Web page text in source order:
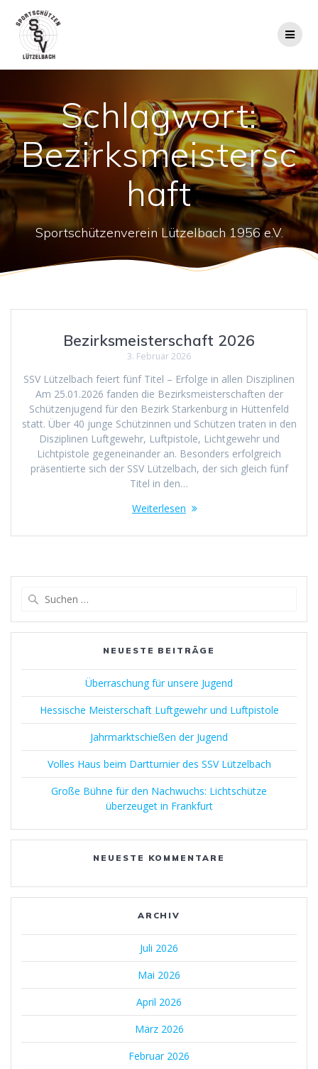
Schlagwort:
Bezirksmeistersc
haft
Sportschützenverein Lützelbach 1956 e.V.
Bezirksmeisterschaft 2026
3. Februar 2026
SSV Lützelbach feiert fünf Titel – Erfolge in allen Disziplinen
Am 25.01.2026 fanden die Bezirksmeisterschaften der
Schützenjugend für den Bezirk Starkenburg in Hüttenfeld
statt. Über 40 junge Schützinnen und Schützen traten in den
Disziplinen Luftgewehr, Luftpistole, Lichtgewehr und
Lichtpistole gegeneinander an. Besonders erfolgreich
präsentierte sich der SSV Lützelbach, der sich gleich fünf
Titel in den…
Weiterlesen
NEUESTE BEITRÄGE
Überraschung für unsere Jugend
Hessische Meisterschaft Luftgewehr und Luftpistole
Jahrmarktschießen der Jugend
Volles Haus beim Dartturnier des SSV Lützelbach
Große Bühne für den Nachwuchs: Lichtschütze
überzeuget in Frankfurt
NEUESTE KOMMENTARE
ARCHIV
Juli 2026
Mai 2026
April 2026
März 2026
Februar 2026